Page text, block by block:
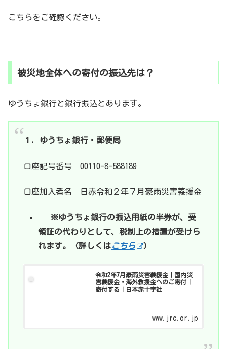
こちらをご確認ください。
被災地全体への寄付の振込先は？
ゆうちょ銀行と銀行振込とあります。
１．ゆうちょ銀行・郵便局
口座記号番号 00110-8-588189
口座加入者名 日赤令和２年７月豪雨災害義援金
※ゆうちょ銀行の振込用紙の半券が、受
領証の代わりとして、税制上の措置が受けら
れます。（詳しくはこちら ）
令和2年7月豪雨災害義援金｜国内災
害義援金・海外救援金へのご寄付｜
寄付する｜日本赤十字社
www.jrc.or.jp